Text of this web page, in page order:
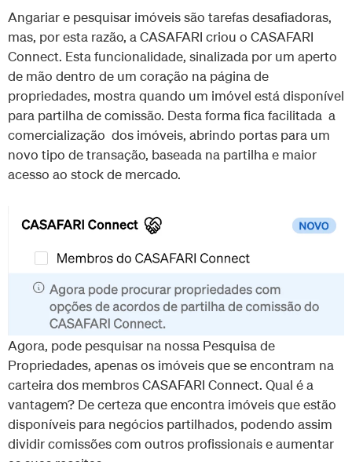
Angariar e pesquisar imóveis são tarefas desafiadoras,
mas, por esta razão, a CASAFARI criou o CASAFARI
Connect. Esta funcionalidade, sinalizada por um aperto
de mão dentro de um coração na página de
propriedades, mostra quando um imóvel está disponível
para partilha de comissão. Desta forma fica facilitada a
comercialização dos imóveis, abrindo portas para um
novo tipo de transação, baseada na partilha e maior
acesso ao stock de mercado.
Agora, pode pesquisar na nossa Pesquisa de
Propriedades, apenas os imóveis que se encontram na
carteira dos membros CASAFARI Connect. Qual é a
vantagem? De certeza que encontra imóveis que estão
disponíveis para negócios partilhados, podendo assim
dividir comissões com outros profissionais e aumentar